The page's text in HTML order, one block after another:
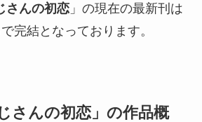
さんの初恋」の現在の最新刊は
完結となっております。
さんの初恋」の作品概